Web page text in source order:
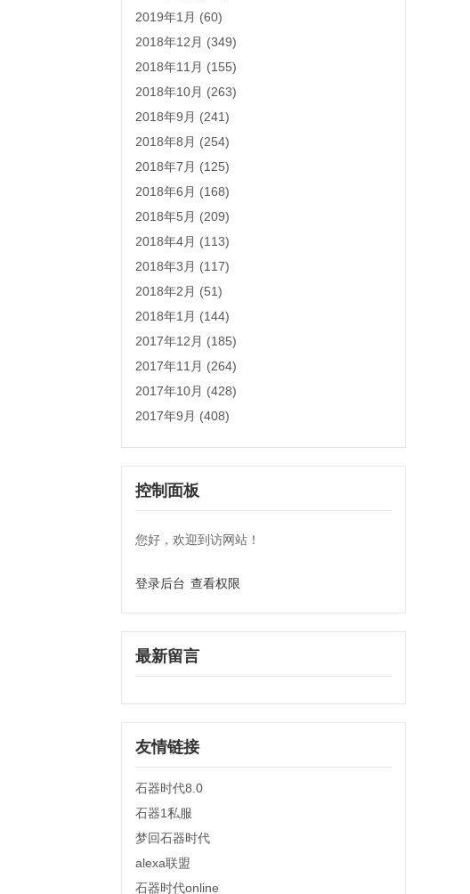
2019年1月 (60)
2018年12月 (349)
2018年11月 (155)
2018年10月 (263)
2018年9月 (241)
2018年8月 (254)
2018年7月 (125)
2018年6月 (168)
2018年5月 (209)
2018年4月 (113)
2018年3月 (117)
2018年2月 (51)
2018年1月 (144)
2017年12月 (185)
2017年11月 (264)
2017年10月 (428)
2017年9月 (408)
控制面板
您好，欢迎到访网站！
登录后台 查看权限
最新留言
友情链接
石器时代8.0
石器1私服
梦回石器时代
alexa联盟
石器时代online